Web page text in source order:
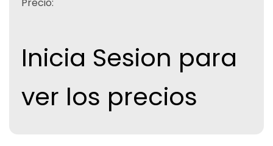
Inicia Sesion para
ver los precios